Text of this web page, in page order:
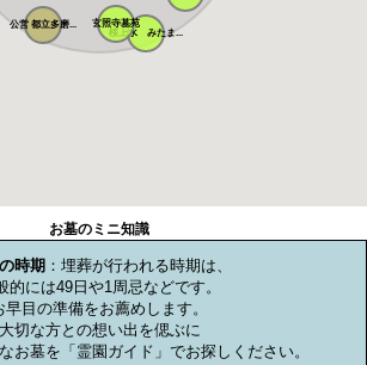
公営 都立多磨...
桜上水 みたま...
玄照寺墓苑
お墓のミニ知識
時期：埋葬が行われる時期は、
的には49日や1周忌などです。
早目の準備をお薦めします。
大切な方との想い出を偲ぶに
お墓を「霊園ガイド」でお探しください。